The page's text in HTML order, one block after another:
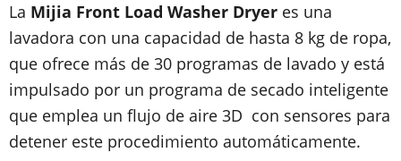
La Mijia Front Load Washer Dryer es una
lavadora con una capacidad de hasta 8 kg de ropa,
que ofrece más de 30 programas de lavado y está
impulsado por un programa de secado inteligente
que emplea un flujo de aire 3D con sensores para
detener este procedimiento automáticamente.